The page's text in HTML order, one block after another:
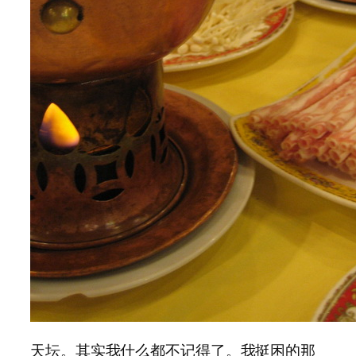
天坛。其实我什么都不记得了。我挺困的那